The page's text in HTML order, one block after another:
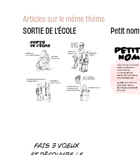
Articles sur le même thème
SORTIE DE L’ÉCOLE
Petit nom